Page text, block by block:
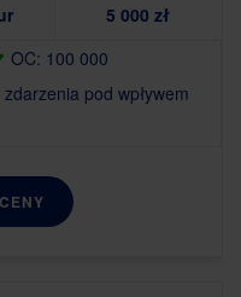
5 000 zł
OC: 100 000
zdarzenia pod wpływem